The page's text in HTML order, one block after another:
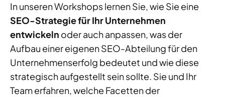
In unseren Workshops lernen Sie, wie Sie eine
SEO-Strategie für Ihr Unternehmen
entwickeln oder auch anpassen, was der
Aufbau einer eigenen SEO-Abteilung für den
Unternehmenserfolg bedeutet und wie diese
strategisch aufgestellt sein sollte. Sie und Ihr
Team erfahren, welche Facetten der